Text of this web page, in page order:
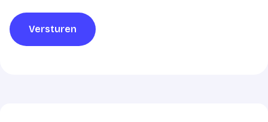
Versturen